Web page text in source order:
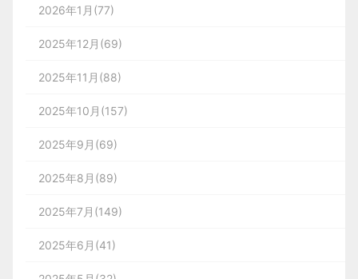
2026年1月(77)
2025年12月(69)
2025年11月(88)
2025年10月(157)
2025年9月(69)
2025年8月(89)
2025年7月(149)
2025年6月(41)